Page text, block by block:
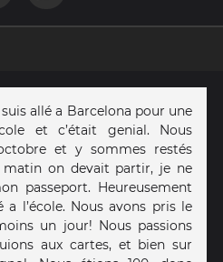
allé a Barcelona pour une
et c’était genial. Nous
et y sommes restés
matin on devait partir, je ne
passeport. Heureusement
a l’école. Nous avons pris le
un jour! Nous passions
aux cartes, et bien sur